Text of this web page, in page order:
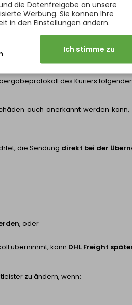
des Kuriers
auch anerkannt werden
die Sendung direkt bei der
, oder
übernimmt, kann DHL Freight
zu ändern, wenn:
die Datenfreigabe an unsere
Werbung. Sie können Ihre
in den Einstellungen ändern.
Ich stimme zu